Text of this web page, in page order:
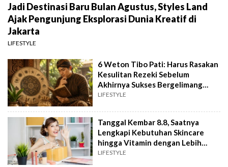
Jadi Destinasi Baru Bulan Agustus, Styles Land
Ajak Pengunjung Eksplorasi Dunia Kreatif di
Jakarta
LIFESTYLE
6 Weton Tibo Pati: Harus Rasakan
Kesulitan Rezeki Sebelum
Akhirnya Sukses Bergelimang
Harta
LIFESTYLE
Tanggal Kembar 8.8, Saatnya
Lengkapi Kebutuhan Skincare
hingga Vitamin dengan Lebih
Hemat
LIFESTYLE